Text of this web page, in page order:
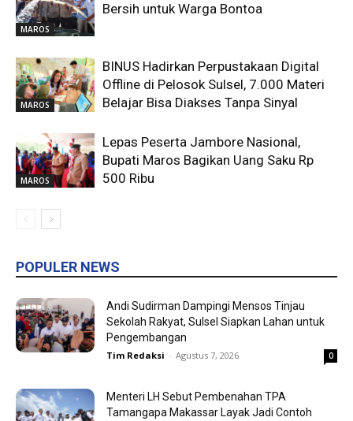
MAROS
Bersih untuk Warga Bontoa
MAROS
BINUS Hadirkan Perpustakaan Digital
Offline di Pelosok Sulsel, 7.000 Materi
Belajar Bisa Diakses Tanpa Sinyal
MAROS
Lepas Peserta Jambore Nasional,
Bupati Maros Bagikan Uang Saku Rp
500 Ribu
POPULER NEWS
Andi Sudirman Dampingi Mensos Tinjau
Sekolah Rakyat, Sulsel Siapkan Lahan untuk
Pengembangan
Tim Redaksi - Agustus 7, 2026 0
Menteri LH Sebut Pembenahan TPA
Tamangapa Makassar Layak Jadi Contoh